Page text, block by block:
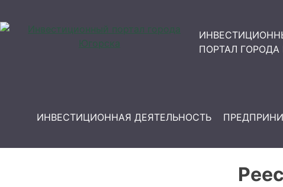
ПОРТАЛ
ИНВЕСТИЦИОННАЯ ДЕЯТЕЛЬНОСТЬ